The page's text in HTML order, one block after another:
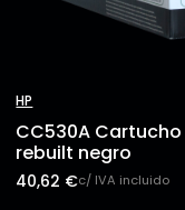
HP
CC530A
rebuilt negro
40,62 €c/ IVA incluido